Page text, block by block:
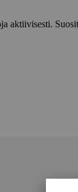
aktiivisesti.